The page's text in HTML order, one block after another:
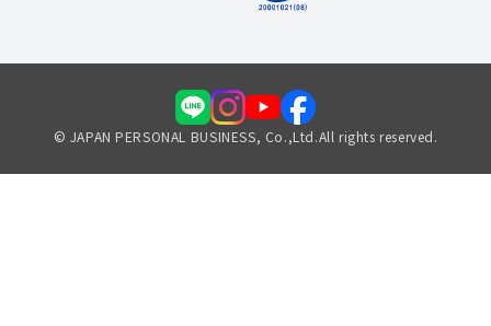
© JAPAN PERSONAL BUSINESS, Co.,Ltd.All rights reserved.